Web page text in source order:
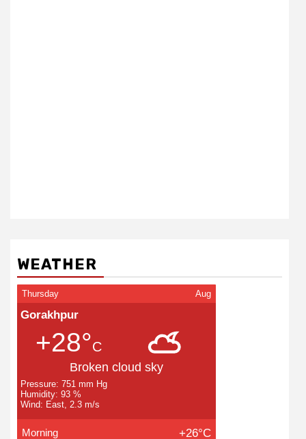
WEATHER
Thursday Aug
Gorakhpur
+28°C
Broken cloud sky
Pressure: 751 mm Hg
Humidity: 93 %
Wind: East, 2.3 m/s
Morning +26°C